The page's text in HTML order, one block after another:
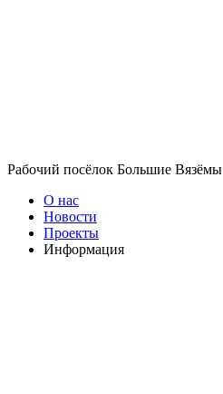
Рабочий посёлок Большие Вязёмы
О нас
Новости
Проекты
Информация